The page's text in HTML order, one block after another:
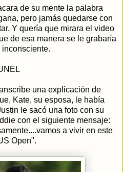
de su mente la palabra
pero jamás quedarse con
Y quería que mirara el video
de esa manera se le grabaría
inconsciente.
una explicación de
Kate, su esposa, le había
le sacó una foto con su
con el siguiente mensaje:
a vivir en este
Open".